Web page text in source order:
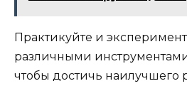
Практикуйте и
различными
чтобы достичь наилучшего